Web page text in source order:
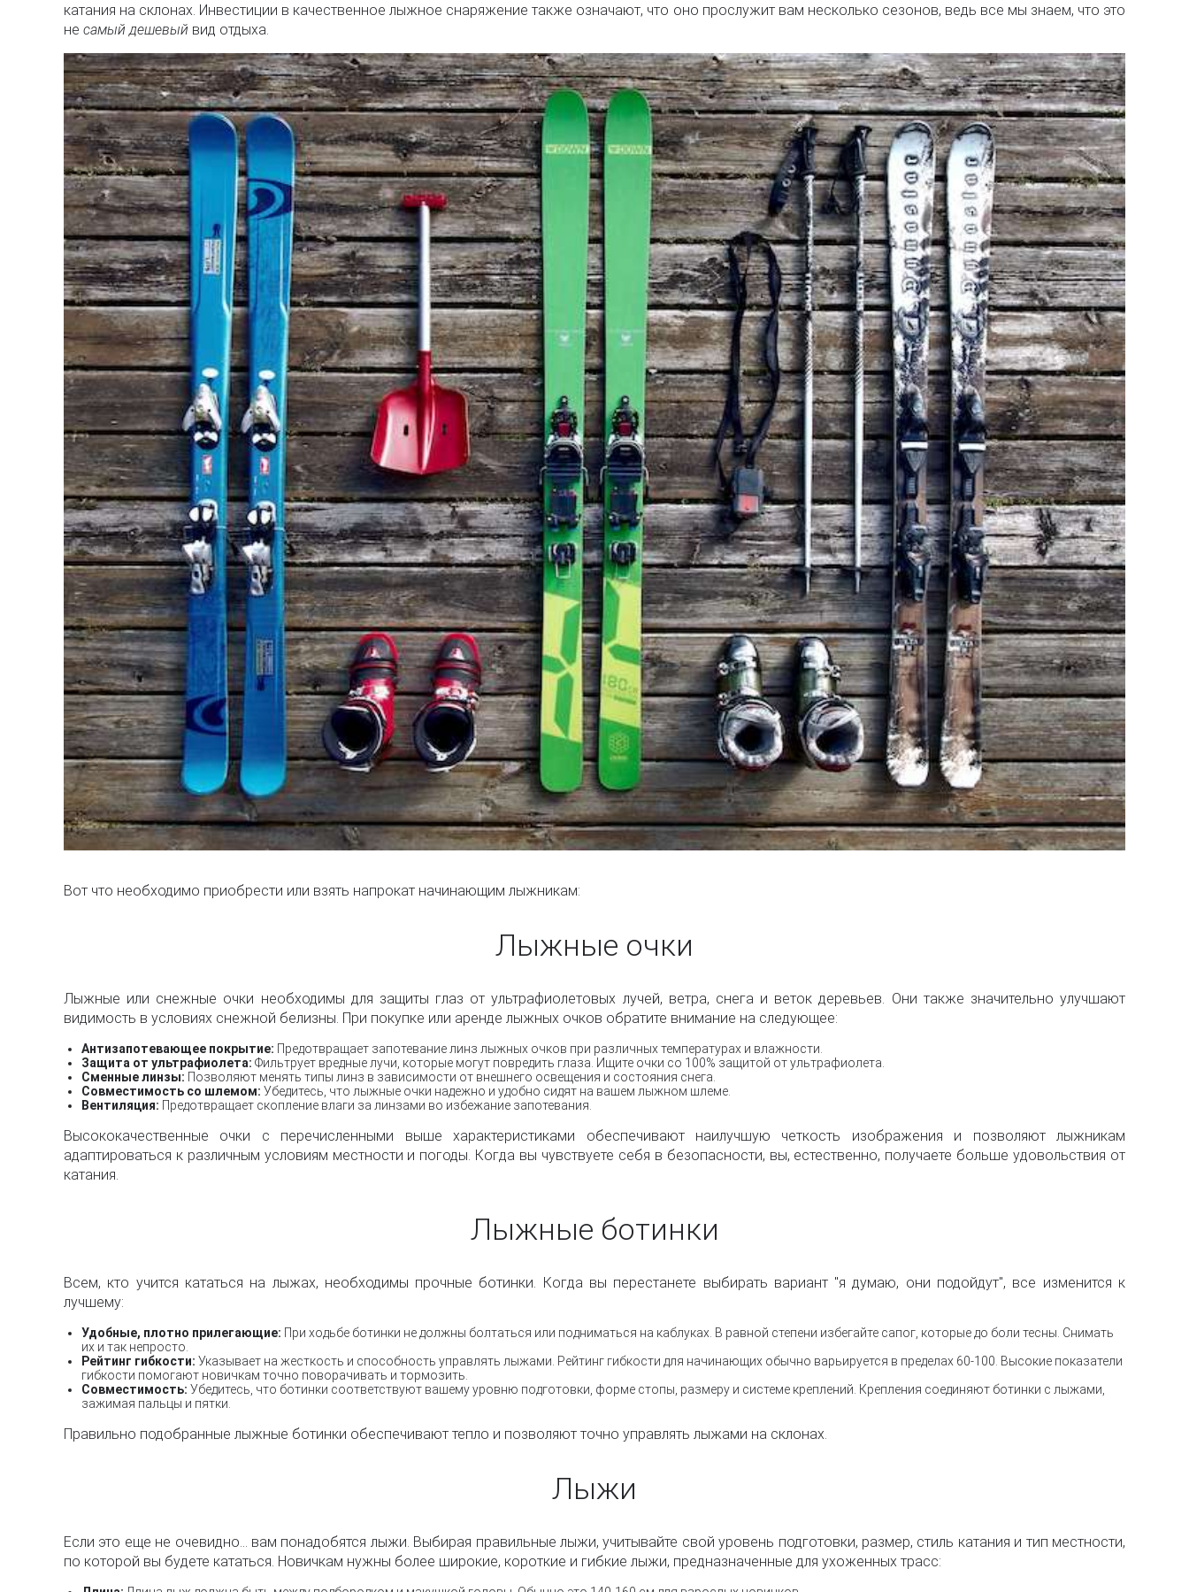
катания на склонах. Инвестиции в качественное лыжное снаряжение также означают, что оно прослужит вам несколько сезонов, ведь все мы знаем, что это
не самый дешевый вид отдыха.
Вот что необходимо приобрести или взять напрокат начинающим лыжникам:
Лыжные очки
Лыжные или снежные очки необходимы для защиты глаз от ультрафиолетовых лучей, ветра, снега и веток деревьев. Они также значительно улучшают
видимость в условиях снежной белизны. При покупке или аренде лыжных очков обратите внимание на следующее:
Антизапотевающее покрытие: Предотвращает запотевание линз лыжных очков при различных температурах и влажности.
Защита от ультрафиолета: Фильтрует вредные лучи, которые могут повредить глаза. Ищите очки со 100% защитой от ультрафиолета.
Сменные линзы: Позволяют менять типы линз в зависимости от внешнего освещения и состояния снега.
Совместимость со шлемом: Убедитесь, что лыжные очки надежно и удобно сидят на вашем лыжном шлеме.
Вентиляция: Предотвращает скопление влаги за линзами во избежание запотевания.
Высококачественные очки с перечисленными выше характеристиками обеспечивают наилучшую четкость изображения и позволяют лыжникам
адаптироваться к различным условиям местности и погоды. Когда вы чувствуете себя в безопасности, вы, естественно, получаете больше удовольствия от
катания.
Лыжные ботинки
Всем, кто учится кататься на лыжах, необходимы прочные ботинки. Когда вы перестанете выбирать вариант "я думаю, они подойдут", все изменится к
лучшему:
Удобные, плотно прилегающие: При ходьбе ботинки не должны болтаться или подниматься на каблуках. В равной степени избегайте сапог, которые до боли тесны. Снимать
их и так непросто.
Рейтинг гибкости: Указывает на жесткость и способность управлять лыжами. Рейтинг гибкости для начинающих обычно варьируется в пределах 60-100. Высокие показатели
гибкости помогают новичкам точно поворачивать и тормозить.
Совместимость: Убедитесь, что ботинки соответствуют вашему уровню подготовки, форме стопы, размеру и системе креплений. Крепления соединяют ботинки с лыжами,
зажимая пальцы и пятки.
Правильно подобранные лыжные ботинки обеспечивают тепло и позволяют точно управлять лыжами на склонах.
Лыжи
Если это еще не очевидно... вам понадобятся лыжи. Выбирая правильные лыжи, учитывайте свой уровень подготовки, размер, стиль катания и тип местности,
по которой вы будете кататься. Новичкам нужны более широкие, короткие и гибкие лыжи, предназначенные для ухоженных трасс: